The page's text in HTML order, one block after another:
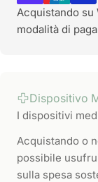
Acquistando
modalità di
Dispositivo
I dispositivi
Acquistando o
possibile
sulla spesa